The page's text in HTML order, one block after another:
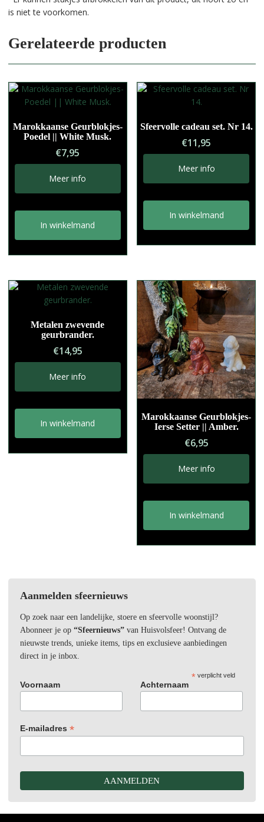
is niet te voorkomen.
Gerelateerde producten
Marokkaanse Geurblokjes-
Poedel || White Musk.
€7,95
Meer info
In winkelmand
Sfeervolle cadeau set. Nr 14.
€11,95
Meer info
In winkelmand
Metalen zwevende
geurbrander.
€14,95
Meer info
In winkelmand
Marokkaanse Geurblokjes-
Ierse Setter || Amber.
€6,95
Meer info
In winkelmand
Aanmelden sfeernieuws
Op zoek naar een landelijke, stoere en sfeervolle woonstijl?
Abonneer je op “Sfeernieuws”van Huisvolsfeer! Ontvang de
nieuwste trends, unieke items, tips en exclusieve aanbiedingen
direct in je inbox.
*verplicht veld
Voornaam Achternaam
E-mailadres *